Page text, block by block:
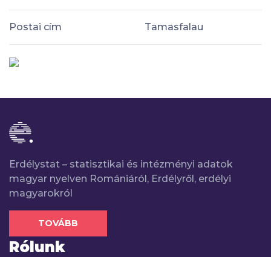
Postai cím Tamasfalau
Erdélystat – statisztikai és intézményi adatok
magyar nyelven Romániáról, Erdélyről, erdélyi
magyarokról
TOVÁBB
Rólunk